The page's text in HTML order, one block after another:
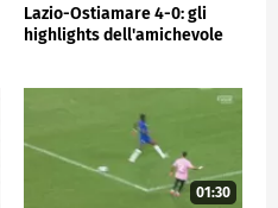
Lazio-Ostiamare 4-0: gli
highlights dell'amichevole
01:30